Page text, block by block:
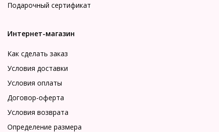
Подарочный сертификат
Интернет-магазин
Как сделать заказ
Условия доставки
Условия оплаты
Договор-оферта
Условия возврата
Определение размера